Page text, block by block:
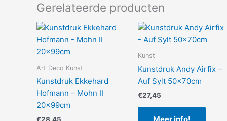
Gerelateerde producten
Art Deco Kunst
Kunstdruk Ekkehard
Hofmann – Mohn II
20x99cm
€28,45
Kunst
Kunstdruk Andy Airfix –
Auf Sylt 50x70cm
€27,45